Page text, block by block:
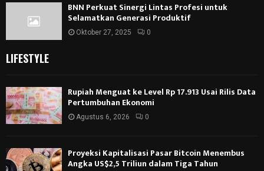
BNN Perkuat Sinergi Lintas Profesi untuk
Selamatkan Generasi Produktif
Oktober 27, 2025 0
LIFESTYLE
Rupiah Menguat ke Level Rp 17.913 Usai Rilis Data
Pertumbuhan Ekonomi
Agustus 6, 2026 0
Proyeksi Kapitalisasi Pasar Bitcoin Menembus
Angka US$2,5 Triliun dalam Tiga Tahun